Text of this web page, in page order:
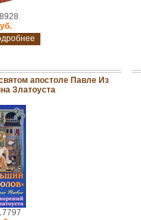
8928
апостоле Павле Из
Златоуста